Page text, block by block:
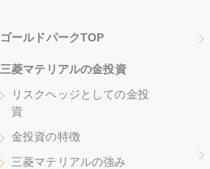
ゴールドパークTOP
三菱マテリアルの金投資
リスクヘッジとしての金投
資
金投資の特徴
三菱マテリアルの強み